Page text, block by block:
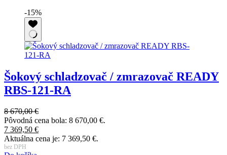
-15%
Šokový schladzovač / zmrazovač READY
RBS-121-RA
8 670,00€
Pôvodná cena bola: 8 670,00 €.
7 369,50 €
Aktuálna cena je: 7 369,50 €.
bez DPH